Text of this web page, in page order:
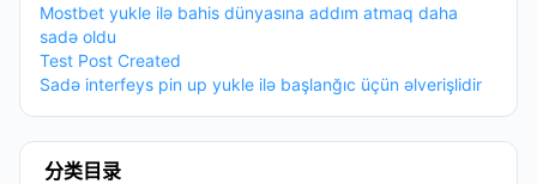
Mostbet yukle ilə bahis dünyasına addım atmaq daha
sadə oldu
Test Post Created
Sadə interfeys pin up yukle ilə başlanğıc üçün əlverişlidir
分类目录